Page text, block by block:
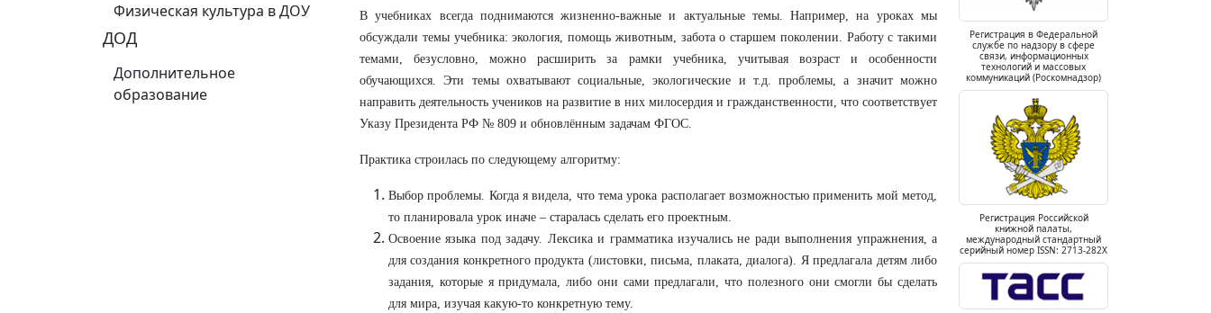
Физическая культура в ДОУ
ДОД
Дополнительное
образование
В учебниках всегда поднимаются жизненно-важные и актуальные темы. Например, на уроках мы
обсуждали темы учебника: экология, помощь животным, забота о старшем поколении. Работу с такими
темами, безусловно, можно расширить за рамки учебника, учитывая возраст и особенности
обучающихся. Эти темы охватывают социальные, экологические и т.д. проблемы, а значит можно
направить деятельность учеников на развитие в них милосердия и гражданственности, что соответствует
Указу Президента РФ № 809 и обновлённым задачам ФГОС.
Практика строилась по следующему алгоритму:
Выбор проблемы. Когда я видела, что тема урока располагает возможностью применить мой метод,
то планировала урок иначе – старалась сделать его проектным.
Освоение языка под задачу. Лексика и грамматика изучались не ради выполнения упражнения, а
для создания конкретного продукта (листовки, письма, плаката, диалога). Я предлагала детям либо
задания, которые я придумала, либо они сами предлагали, что полезного они смогли бы сделать
для мира, изучая какую-то конкретную тему.
Регистрация в Федеральной
службе по надзору в сфере
связи, информационных
технологий и массовых
коммуникаций (Роскомнадзор)
Регистрация Российской
книжной палаты,
международный стандартный
серийный номер ISSN: 2713-282X